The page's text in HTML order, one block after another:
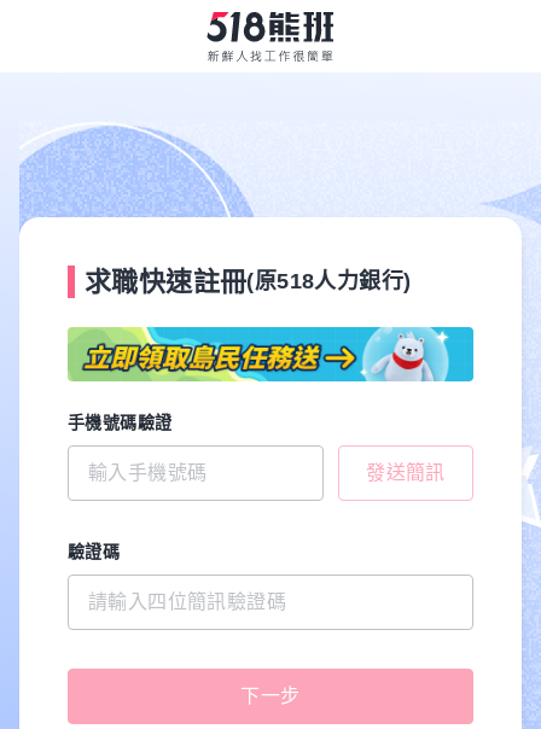
求職快速註冊(原518人力銀行)
手機號碼驗證
發送簡訊
驗證碼